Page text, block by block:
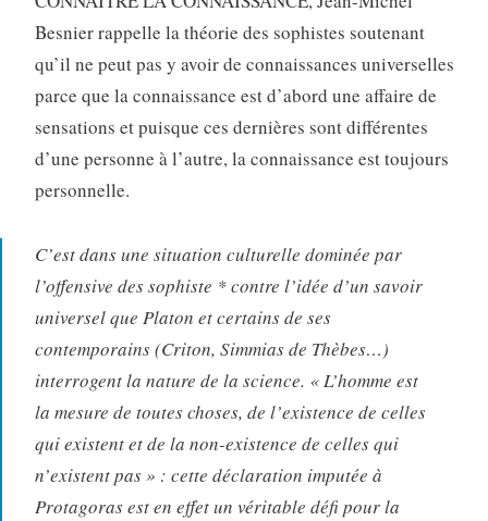
Besnier rappelle la théorie des sophistes soutenant
qu’il ne peut pas y avoir de connaissances universelles
parce que la connaissance est d’abord une affaire de
sensations et puisque ces dernières sont différentes
d’une personne à l’autre, la connaissance est toujours
personnelle.
C’est dans une situation culturelle dominée par
l’offensive des sophiste * contre l’idée d’un savoir
universel que Platon et certains de ses
contemporains (Criton, Simmias de Thèbes…)
interrogent la nature de la science. « L’homme est
la mesure de toutes choses, de l’existence de celles
qui existent et de la non-existence de celles qui
n’existent pas » : cette déclaration imputée à
Protagoras est en effet un véritable défi pour la